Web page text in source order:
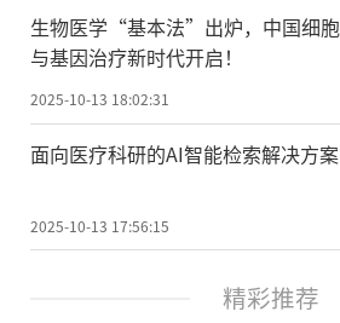
生物医学“基本法”出炉，中国细胞
与基因治疗新时代开启！
2025-10-13 18:02:31
面向医疗科研的AI智能检索解决方案
2025-10-13 17:56:15
精彩推荐